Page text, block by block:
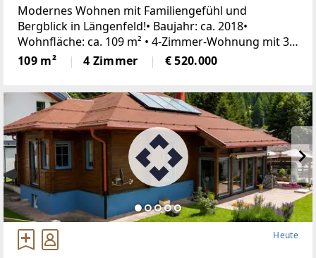
Modernes Wohnen mit Familiengefühl und
Bergblick in Längenfeld!• Baujahr: ca. 2018•
Wohnfläche: ca. 109 m² • 4-Zimmer-Wohnung mit 3
Schlafzimmern• Terrasse mit ca. 22 m²•
Personenaufzug in der Wohnanlage vorhanden• Ein
109 m² 4 Zimmer € 520.000
Heute